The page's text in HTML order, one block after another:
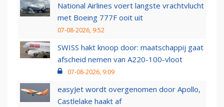
National Airlines voert langste vrachtvlucht
met Boeing 777F ooit uit
07-08-2026, 9:52
SWISS hakt knoop door: maatschappij gaat
afscheid nemen van A220-100-vloot
07-08-2026, 9:09
easyJet wordt overgenomen door Apollo,
Castlelake haakt af